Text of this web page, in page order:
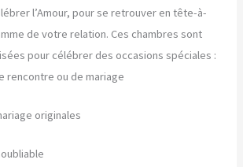
l’Amour, pour se retrouver en tête-à-
de votre relation. Ces chambres sont
pour célébrer des occasions spéciales :
rencontre ou de mariage
originales